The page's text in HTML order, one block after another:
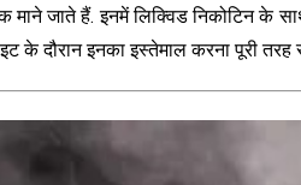
माने जाते हैं. इनमें लिक्विड निकोटिन
इनका इस्तेमाल करना पूरी तरह